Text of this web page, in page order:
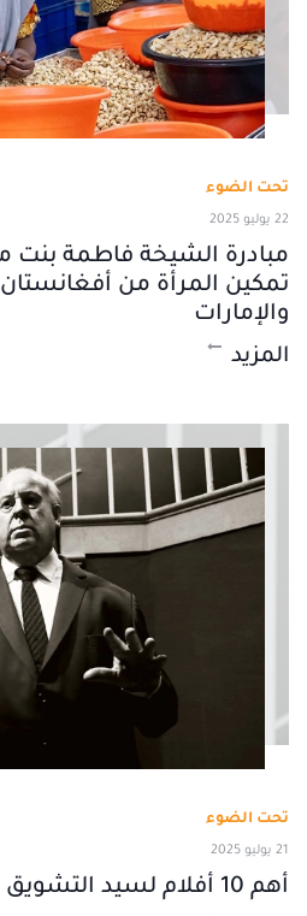
تحت الضوء
22 يوليو 2025
مبادرة الشيخة فاطمة بنت
تمكين المرأة من أفغانستان
والإمارات
المزيد
تحت الضوء
21 يوليو 2025
أهم 10 أفلام لسيد التشويق ألفرد هيتشكوك